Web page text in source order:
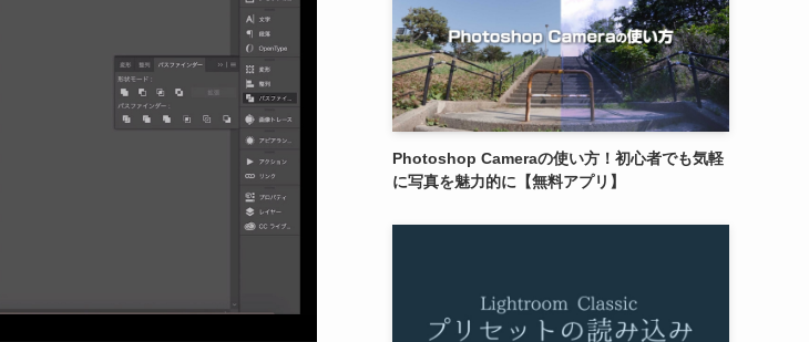
Photoshop Cameraの使い方！初心者でも気軽
に写真を魅力的に【無料アプリ】